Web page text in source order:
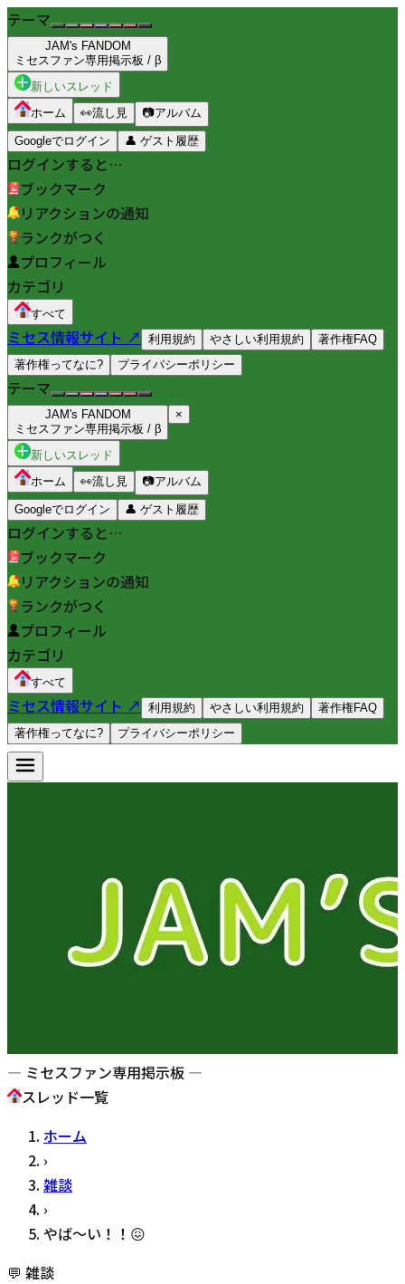
テーマ
JAM's FANDOM
ミセスファン専用掲示板 / β
新しいスレッド
ホーム
👀流し見 📷アルバム
Googleでログイン 👤 ゲスト履歴
ログインすると…
ブックマーク
リアクションの通知
ランクがつく
プロフィール
カテゴリ
すべて
ミセス情報サイト ↗ 利用規約 やさしい利用規約
著作権FAQ
著作権ってなに?
プライバシーポリシー
テーマ
JAM's FANDOM
ミセスファン専用掲示板 / β
×
新しいスレッド
ホーム
👀流し見 📷アルバム
Googleでログイン 👤 ゲスト履歴
ログインすると…
ブックマーク
リアクションの通知
ランクがつく
プロフィール
カテゴリ
すべて
ミセス情報サイト ↗ 利用規約 やさしい利用規約
著作権FAQ
著作権ってなに?
プライバシーポリシー
— ミセスファン専用掲示板 —
スレッド一覧
ホーム
›
雑談
›
やば〜い！！😖
💬 雑談